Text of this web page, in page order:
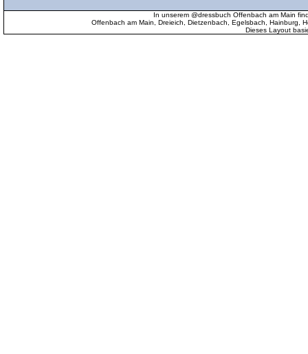
In unserem @dressbuch Offenbach am Main
Offenbach am Main, Dreieich, Dietzenbach, Egelsbach, Hainburg,
Dieses Layout